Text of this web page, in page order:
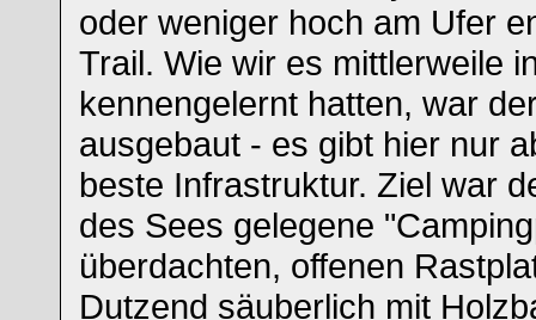
oder weniger hoch am Ufer
Trail. Wie wir es mittlerweile
kennengelernt hatten, war
ausgebaut - es gibt hier nur
beste Infrastruktur. Ziel war
des Sees gelegene
überdachten, offenen
Dutzend säuberlich mit